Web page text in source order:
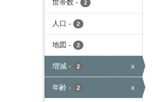
世帯数 - 2
人口 - 2
地図 - 2
増減 - 2 x
年齢 - 2 x